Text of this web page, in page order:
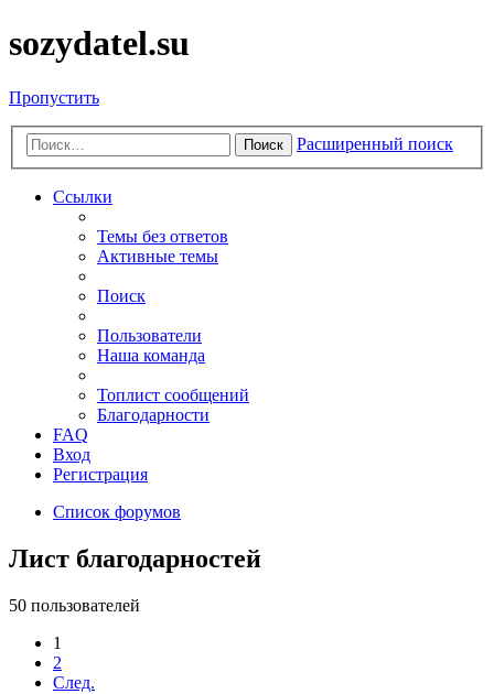
sozydatel.su
Пропустить
Поиск Расширенный поиск
Ссылки
Темы без ответов
Активные темы
Поиск
Пользователи
Наша команда
Топлист сообщений
Благодарности
FAQ
Вход
Регистрация
Список форумов
Лист благодарностей
50 пользователей
1
2
След.